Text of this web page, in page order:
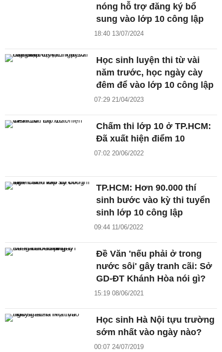
nóng hỗ trợ đăng ký bổ
sung vào lớp 10 công lập
18:40 13/07/2024
Học sinh luyện thi từ vài
năm trước, học ngày cày
đêm để vào lớp 10 công lập
07:29 21/04/2023
Chấm thi lớp 10 ở TP.HCM:
Đã xuất hiện điểm 10
07:02 20/06/2022
TP.HCM: Hơn 90.000 thí
sinh bước vào kỳ thi tuyển
sinh lớp 10 công lập
09:44 11/06/2022
Đề Văn 'nếu phải ở trong
nước sôi' gây tranh cãi: Sở
GD-ĐT Khánh Hòa nói gì?
15:19 08/06/2021
Học sinh Hà Nội tựu trường
sớm nhất vào ngày nào?
00:07 24/07/2019